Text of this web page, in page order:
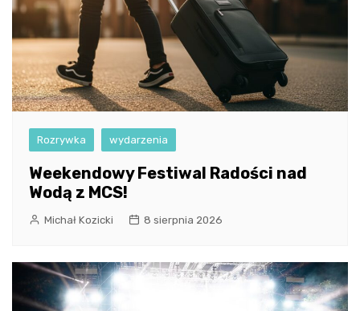
Rozrywka wydarzenia
Weekendowy Festiwal Radości nad
Wodą z MCS!
Michał Kozicki 8 sierpnia 2026